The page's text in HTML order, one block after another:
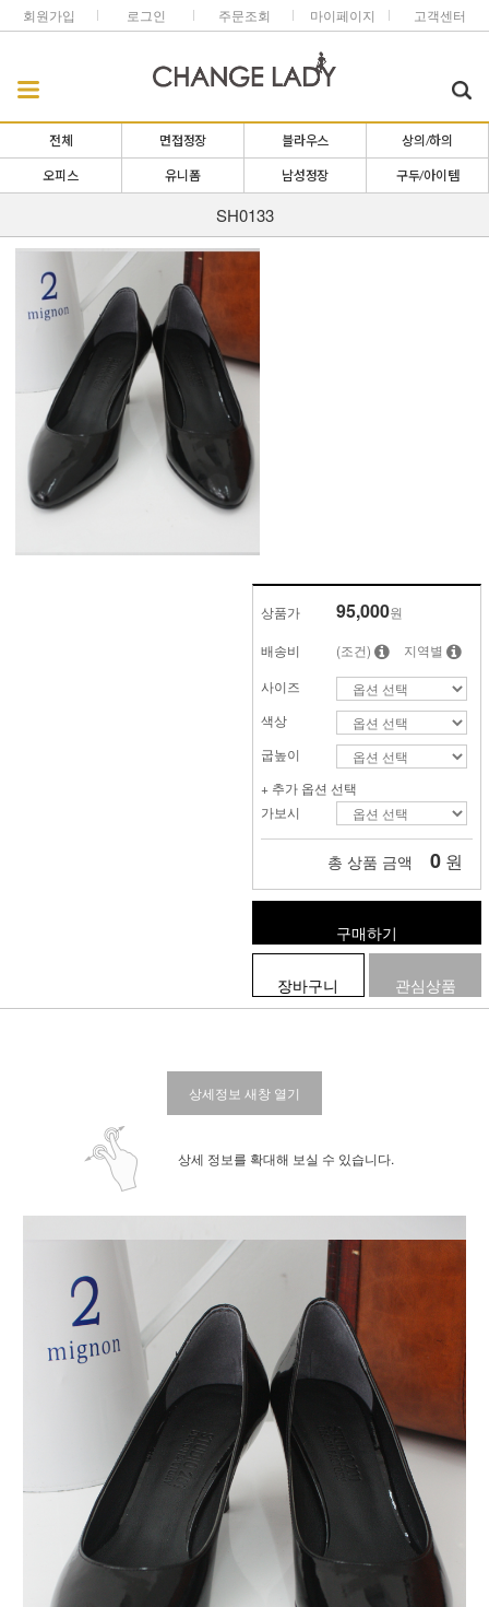
회원가입 로그인 주문조회 마이페이지 고객센터
전체 면접정장 블라우스 상의/하의
오피스 유니폼 남성정장 구두/아이템
SH0133
상품가 95,000원
배송비 (조건)
지역별
사이즈
색상
굽높이
+ 추가 옵션 선택
가보시
총 상품 금액 0 원
구매하기
장바구니 관심상품
상세정보 새창 열기
상세 정보를 확대해 보실 수 있습니다.